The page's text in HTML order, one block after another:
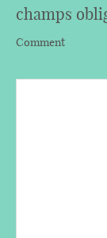
champs
Comment